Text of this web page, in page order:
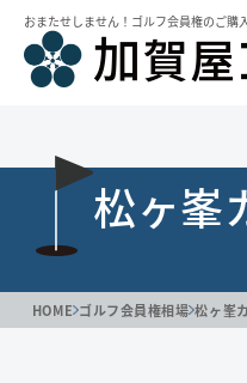
おまたせしません！ゴルフ会員権のご購
松ヶ峯
HOME ゴルフ会員権相場 松ヶ峯